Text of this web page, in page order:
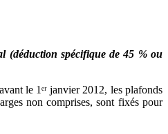
(déduction spécifique de 45 % ou
le 1ᵉʳ janvier 2012, les plafonds
non comprises, sont fixés pour